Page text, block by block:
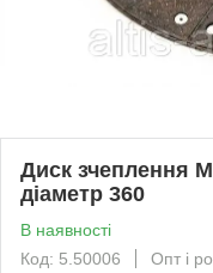
Диск зчеплення
діаметр 360
В наявності
Код: 5.50006
Опт і